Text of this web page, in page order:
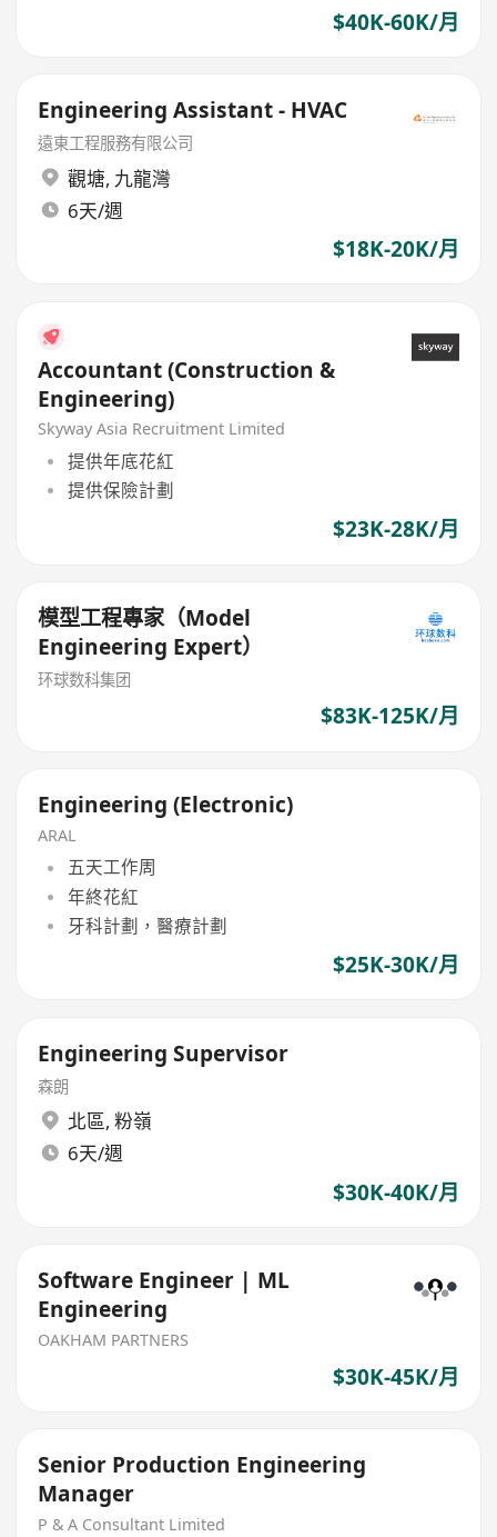
$40K-60K/月
Engineering Assistant - HVAC
遠東工程服務有限公司
觀塘, 九龍灣
6天/週
$18K-20K/月
Accountant (Construction &
Engineering)
Skyway Asia Recruitment Limited
提供年底花紅
提供保險計劃
$23K-28K/月
模型工程專家（Model
Engineering Expert）
环球数科集团
$83K-125K/月
Engineering (Electronic)
ARAL
五天工作周
年終花紅
牙科計劃，醫療計劃
$25K-30K/月
Engineering Supervisor
森朗
北區, 粉嶺
6天/週
$30K-40K/月
Software Engineer | ML
Engineering
OAKHAM PARTNERS
$30K-45K/月
Senior Production Engineering
Manager
P & A Consultant Limited